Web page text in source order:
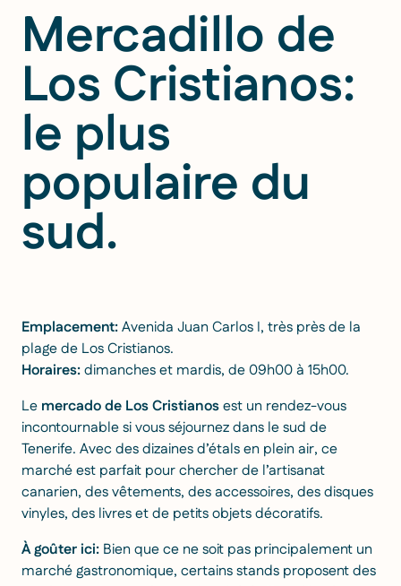
Mercadillo de
Los Cristianos:
le plus
populaire du
sud.
Emplacement:Avenida Juan Carlos I, très près de la
plage de Los Cristianos.
Horaires:dimanches et mardis, de 09h00 à 15h00.
Le mercado de Los Cristianosest un rendez-vous
incontournable si vous séjournez dans le sud de
Tenerife. Avec des dizaines d’étals en plein air, ce
marché est parfait pour chercher de l’artisanat
canarien, des vêtements, des accessoires, des disques
vinyles, des livres et de petits objets décoratifs.
À goûter ici: Bien que ce ne soit pas principalement un
marché gastronomique, certains stands proposent des